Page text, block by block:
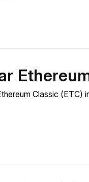
Classic (ETC)